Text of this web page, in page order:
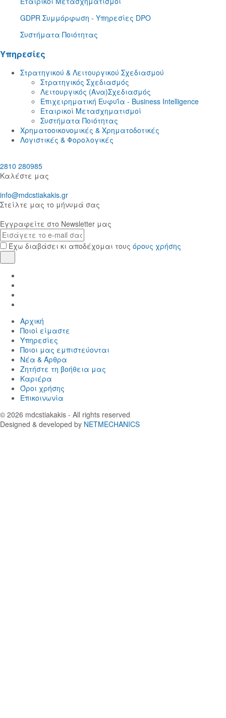
GDPR Συμμόρφωση - Υπηρεσίες DPO
Συστήματα Ποιότητας
Yπηρεσίες
Στρατηγικού & Λειτουργικού Σχεδιασμού
Στρατηγικός Σχεδιασμός
Λειτουργικός (Ανα)Σχεδιασμός
Eπιχειρηματική Ευφυΐα - Business Intelligence
Εταιρικοί Μετασχηματισμοί
Συστήματα Ποιότητας
Χρηματοοικονομικές & Χρηματοδοτικές
Λογιστικές & Φορολογικές
2810 280985
Καλέστε μας
info@mdcstiakakis.gr
Στείλτε μας το μήνυμά σας
Εγγραφείτε στο Newsletter μας
E-
mailΈχω διαβάσει κι αποδέχομαι τους όρους χρήσης
Twitter
in
LinkedIn
Αρχική
Ποιοί είμαστε
Yπηρεσίες
Ποιοι μας εμπιστεύονται
Νέα & Άρθρα
Ζητήστε τη βοήθεια μας
Καριέρα
Όροι χρήσης
Επικοινωνία
© 2026 mdcstiakakis - All rights reserved
Designed & developed by NETMECHANICS